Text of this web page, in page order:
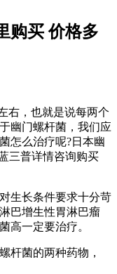
购买 价格多
右，也就是说每两个
幽门螺杆菌，我们应
怎么治疗呢?日本幽
三普详情咨询购买
生长条件要求十分苛
巴增生性胃淋巴瘤
高一定要治疗。
杆菌的两种药物，